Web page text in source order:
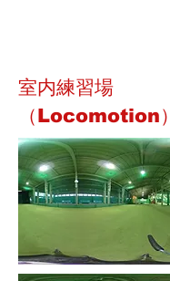
​室内練習場
（Locomotion）